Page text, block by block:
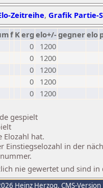
Zeitreihe, Grafik Partie-
f Kerg elo+/-gegnerelo
0
1200
0
1200
0
1200
0
1200
0
1200
gespielt
Elozahl hat.
Einstiegselozahl in der
nie gewertet und sind in
Heinz Herzog, CMS-